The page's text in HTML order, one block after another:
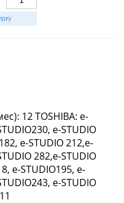
12 TOSHIBA: e-
e-STUDIO
e-STUDIO 212,e-
282,e-STUDIO
e-STUDIO195, e-
e-STUDIO